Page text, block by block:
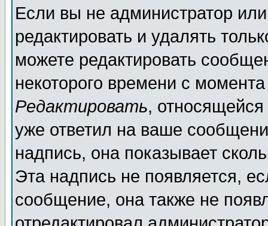
Если вы не администратор
редактировать и удалять
можете редактировать
некоторого времени с
Редактировать,
уже ответил на ваше
надпись, она показывает
Эта надпись не появляется,
сообщение, она также не